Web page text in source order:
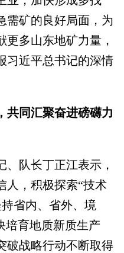
需矿的良好局面，为
多山东地矿力量，
习近平总书记的深情
共同汇聚奋进磅礴力
队长丁正江表示，
人，积极探索“技术
省内、省外、境
培育地质新质生产
破战略行动不断取得